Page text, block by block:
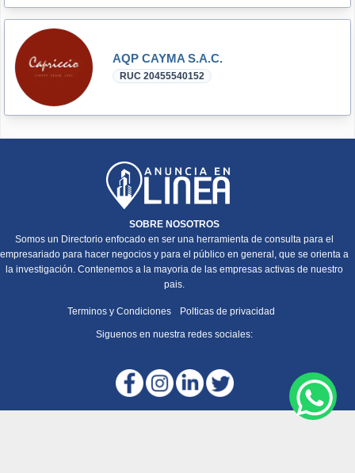
AQP CAYMA S.A.C.
RUC 20455540152
SOBRE NOSOTROS
Somos un Directorio enfocado en ser una herramienta de consulta para el
empresariado para hacer negocios y para el público en general, que se orienta a
la investigación. Contenemos a la mayoria de las empresas activas de nuestro
pais.
Terminos y Condiciones Polticas de privacidad
Siguenos en nuestra redes sociales: